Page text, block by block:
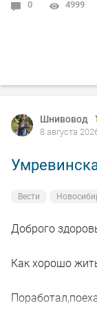
0 4999
0 3555
Шнивовод
8 августа
Вести
Доброго
Как хорошо